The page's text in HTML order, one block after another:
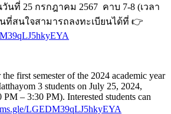
วันที่ 25 กรกฎาคม 2567 คาบ 7-8 (เวลา
นที่สนใจสามารถลงทะเบียนได้ที่ 👉
first semester of the 2024 academic year
3 students on July 25, 2024,
– 3:30 PM). Interested students can
LGEDM39qLJ5hkyEYA